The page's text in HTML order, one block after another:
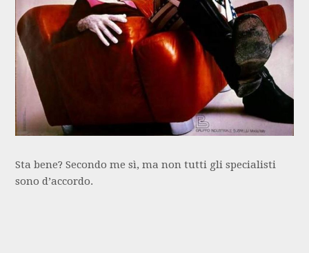
Sta bene? Secondo me sì, ma non tutti gli specialisti
sono d’accordo.